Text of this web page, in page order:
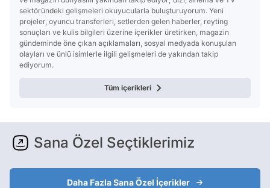
sektöründeki gelişmeleri okuyucularla buluşturuyorum. Yeni
projeler, oyuncu transferleri, setlerden gelen haberler, reyting
sonuçları ve kulis bilgileri üzerine içerikler üretirken, magazin
gündeminde öne çıkan açıklamaları, sosyal medyada konuşulan
olayları ve ünlü isimlerle ilgili gelişmeleri de yakından takip
ediyorum.
Tüm içerikleri
Sana Özel Seçtiklerimiz
Daha Fazla Sana Özel İçerikler